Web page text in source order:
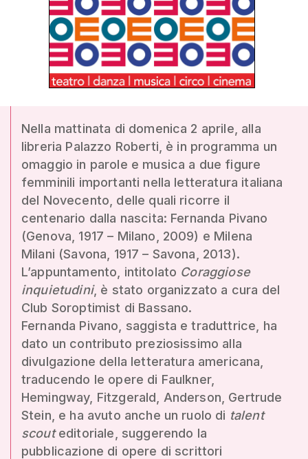
Nella mattinata di domenica 2 aprile, alla
libreria Palazzo Roberti, è in programma un
omaggio in parole e musica a due figure
femminili importanti nella letteratura italiana
del Novecento, delle quali ricorre il
centenario dalla nascita: Fernanda Pivano
(Genova, 1917 – Milano, 2009) e Milena
Milani (Savona, 1917 – Savona, 2013).
L’appuntamento, intitolato Coraggiose
inquietudini, è stato organizzato a cura del
Club Soroptimist di Bassano.
Fernanda Pivano, saggista e traduttrice, ha
dato un contributo preziosissimo alla
divulgazione della letteratura americana,
traducendo le opere di Faulkner,
Hemingway, Fitzgerald, Anderson, Gertrude
Stein, e ha avuto anche un ruolo di talent
scouteditoriale, suggerendo la
pubblicazione di opere di scrittori